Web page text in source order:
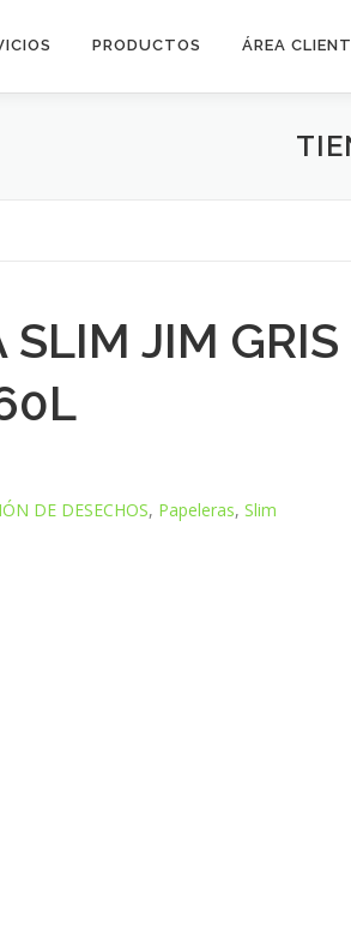
PRODUCTOS ÁREA
SLIM JIM GRIS
DE DESECHOS, Papeleras,Slim